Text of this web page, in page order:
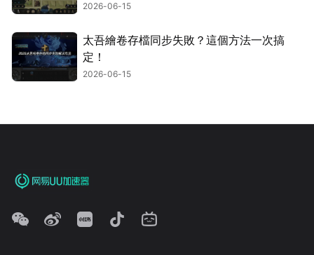
2026-06-15
太吾繪卷存檔同步失敗？這個方法一次搞
定！
2026-06-15